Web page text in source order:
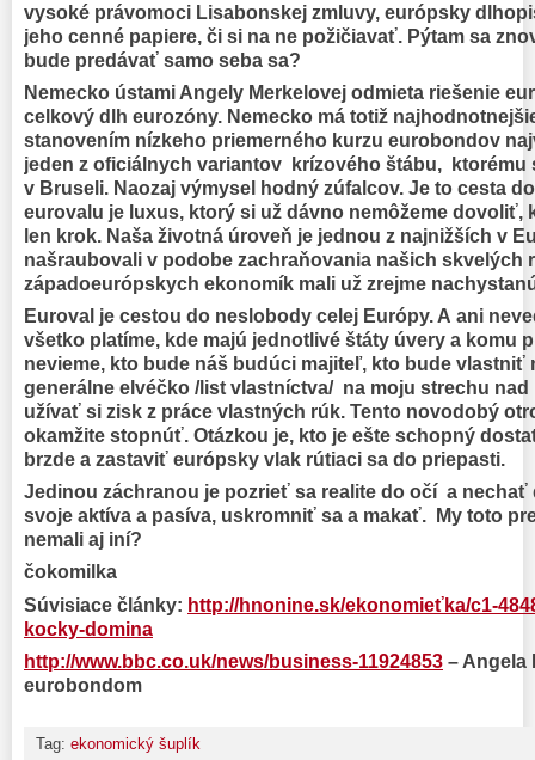
vysoké právomoci Lisabonskej zmluvy, európsky
jeho cenné papiere, či si na ne požičiavať. Pýtam sa
bude predávať samo seba sa?
Nemecko ústami Angely Merkelovej odmieta riešenie
celkový dlh eurozóny. Nemecko má totiž
stanovením nízkeho priemerného kurzu eurobondov
jeden z oficiálnych variantov krízového štábu, ktorému
v Bruseli. Naozaj výmysel hodný zúfalcov. Je to cesta
eurovalu je luxus, ktorý si už dávno nemôžeme dovoliť,
len krok. Naša životná úroveň je jednou z najnižších v
našraubovali v podobe zachraňovania našich skvelých
západoeurópskych ekonomík mali už zrejme
Euroval je cestou do neslobody celej Európy. A ani
všetko platíme, kde majú jednotlivé štáty úvery a komu
nevieme, kto bude náš budúci majiteľ, kto bude vlastniť
generálne elvéčko /list vlastníctva/ na moju strechu nad
užívať si zisk z práce vlastných rúk. Tento novodobý
okamžite stopnúť. Otázkou je, kto je ešte schopný
brzde a zastaviť európsky vlak rútiaci sa do priepasti.
Jedinou záchranou je pozrieť sa realite do očí a
svoje aktíva a pasíva, uskromniť sa a makať. My toto
nemali aj iní?
čokomilka
Súvisiace články: http://hnonine.sk/ekonomieťka/c1-
kocky-domina
http://www.bbc.co.uk/news/business-11924853 – Angela
eurobondom
Tag: ekonomický šuplík